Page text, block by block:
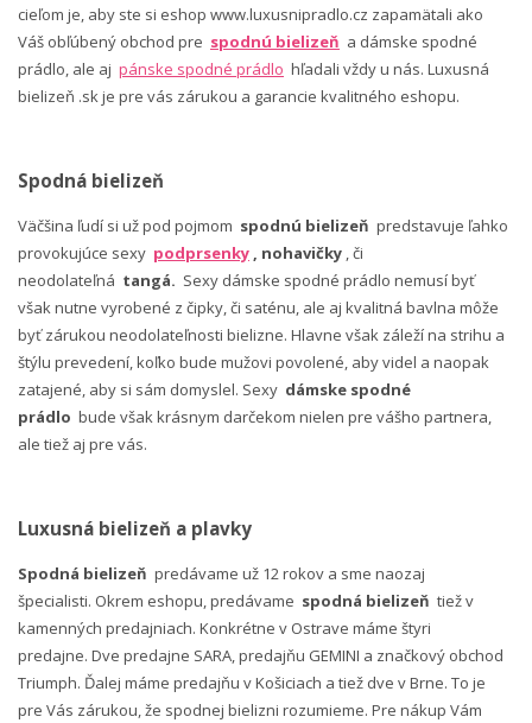
cieľom je, aby ste si eshop www.luxusnipradlo.cz zapamätali ako
Váš obľúbený obchod pre spodnú bielizeň a dámske spodné
prádlo, ale aj pánske spodné prádlo hľadali vždy u nás. Luxusná
bielizeň .sk je pre vás zárukou a garancie kvalitného eshopu.
Spodná bielizeň
Väčšina ľudí si už pod pojmom spodnú bielizeň predstavuje ľahko
provokujúce sexy podprsenky , nohavičky , či
neodolateľná tangá. Sexy dámske spodné prádlo nemusí byť
však nutne vyrobené z čipky, či saténu, ale aj kvalitná bavlna môže
byť zárukou neodolateľnosti bielizne. Hlavne však záleží na strihu a
štýlu prevedení, koľko bude mužovi povolené, aby videl a naopak
zatajené, aby si sám domyslel. Sexy dámske spodné
prádlo bude však krásnym darčekom nielen pre vášho partnera,
ale tiež aj pre vás.
Luxusná bielizeň a plavky
Spodná bielizeň predávame už 12 rokov a sme naozaj
špecialisti. Okrem eshopu, predávame spodná bielizeň tiež v
kamenných predajniach. Konkrétne v Ostrave máme štyri
predajne. Dve predajne SARA, predajňu GEMINI a značkový obchod
Triumph. Ďalej máme predajňu v Košiciach a tiež dve v Brne. To je
pre Vás zárukou, že spodnej bielizni rozumieme. Pre nákup Vám